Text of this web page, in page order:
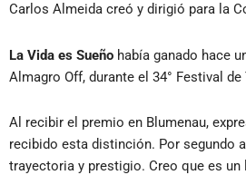
Carlos Almeida creó y dirigió para la
La Vida es Sueño había ganado hace
Almagro Off, durante el 34° Festival
Al recibir el premio en Blumenau,
recibido esta distinción. Por segundo
trayectoria y prestigio. Creo que es